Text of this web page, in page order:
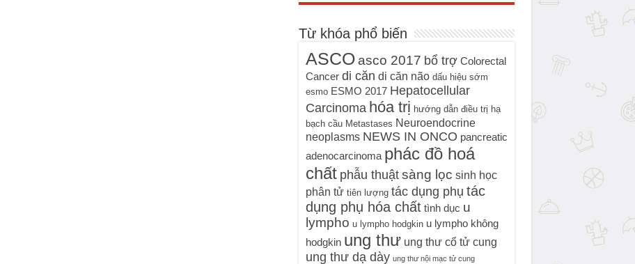
Từ khóa phổ biến
ASCO asco 2017 bổ trợ Colorectal
Cancer di căn di căn não dấu hiệu sớm
esmo ESMO 2017 Hepatocellular
Carcinoma hóa trị hướng dẫn điều trị hạ
bạch cầu Metastases Neuroendocrine
neoplasms NEWS IN ONCO pancreatic
adenocarcinoma phác đồ hoá
chất phẫu thuật sàng lọc sinh học
phân tử tiên lượng tác dụng phụ tác
dụng phụ hóa chất tình dục u
lympho u lympho hodgkin u lympho không
hodgkin ung thư ung thư cổ tử cung
ung thư dạ dày ung thư nội mạc tử cung